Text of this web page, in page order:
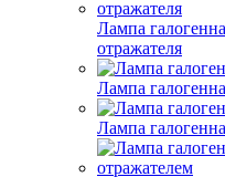
Лампа
отражателя
Лампа
Лампа